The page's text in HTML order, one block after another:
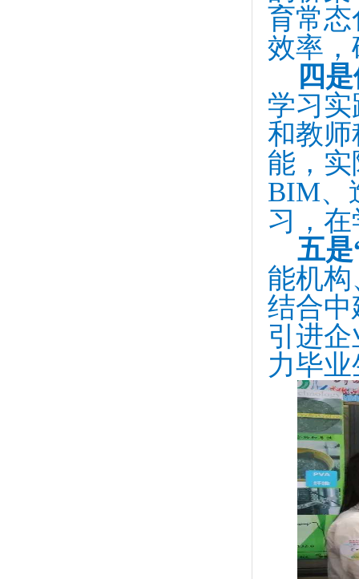
育常
效率
四
学习
和教
能，
BIM、
习，
五是
能机
结合
引进
力毕